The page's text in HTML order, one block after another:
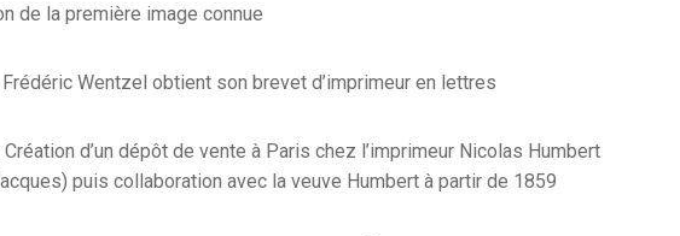
de la première image connue
Wentzel obtient son brevet d’imprimeur en lettres
Création d’un dépôt de vente à Paris chez l’imprimeur Nicolas Humbert
puis collaboration avec la veuve Humbert à partir de 1859